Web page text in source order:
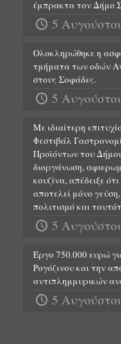
έμπρακτα τον Δήμο
5
Ολοκληρώθηκε η
τμήματα των οδών
στους Σοφάδες.
5
Με ιδιαίτερη
Φεστιβάλ
Προϊόντων του
διοργάνωση,
κουζίνα, απέδειξε
αποτελεί μόνο
πολιτισμό και
5
Έργο 750.000 ευρώ
Ρογόζινου και την
αντιπλημμυρικών
5